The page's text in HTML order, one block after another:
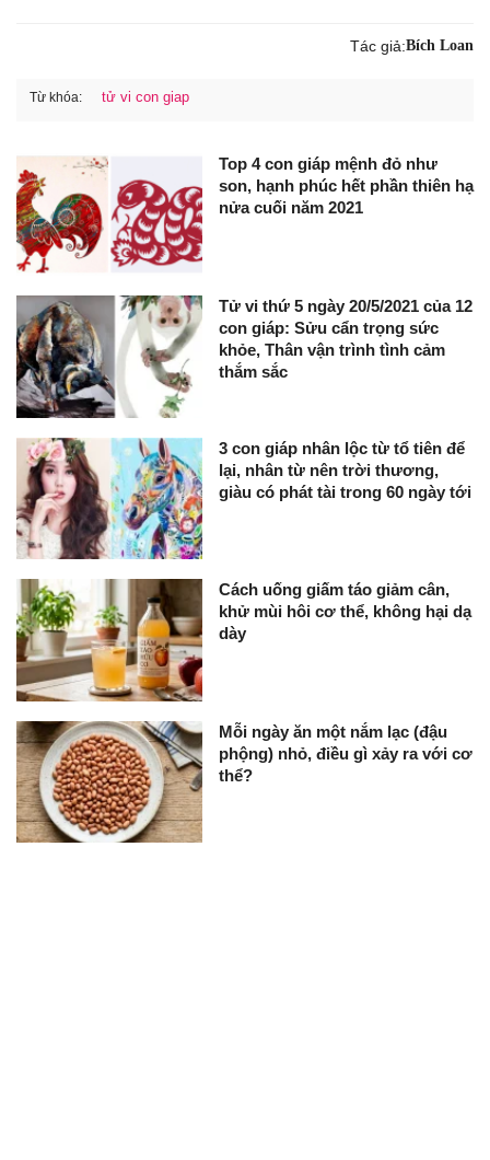
Tác giả:Bích Loan
Từ khóa: tử vi con giap
Top 4 con giáp mệnh đỏ như
son, hạnh phúc hết phần thiên hạ
nửa cuối năm 2021
Tử vi thứ 5 ngày 20/5/2021 của 12
con giáp: Sửu cẩn trọng sức
khỏe, Thân vận trình tình cảm
thắm sắc
3 con giáp nhân lộc từ tổ tiên để
lại, nhân từ nên trời thương,
giàu có phát tài trong 60 ngày tới
Cách uống giấm táo giảm cân,
khử mùi hôi cơ thể, không hại dạ
dày
Mỗi ngày ăn một nắm lạc (đậu
phộng) nhỏ, điều gì xảy ra với cơ
thể?